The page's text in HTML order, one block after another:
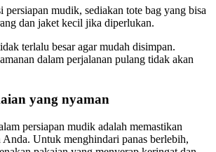
persiapan mudik, sediakan tote bag yang bisa
dan jaket kecil jika diperlukan.
terlalu besar agar mudah disimpan.
dalam perjalanan pulang tidak akan
yang nyaman
persiapan mudik adalah memastikan
Anda. Untuk menghindari panas berlebih,